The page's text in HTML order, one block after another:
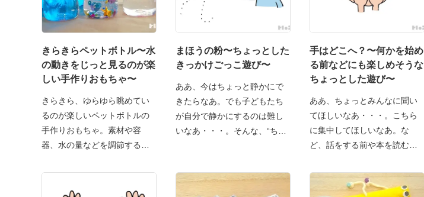
きらきらペットボトル〜水
の動きをじっと見るのが楽
しい手作りおもちゃ〜
きらきら、ゆらゆら眺めてい
るのが楽しいペットボトルの
手作りおもちゃ。素材や容
器、水の量などを調節すると
まほうの粉〜ちょっとした
きっかけごっこ遊び〜
ああ、今はちょっと静かにで
きたらなあ。でも子どもたち
が自分で静かにするのは難し
いなあ・・・。そんな、“ち
手はどこへ？〜何かを始め
る前などにも楽しめそうな
ちょっとした遊び〜
ああ、ちょっとみんなに聞い
てほしいなあ・・・。こちら
に集中してほしいなあ。な
ど、話をする前や本を読む